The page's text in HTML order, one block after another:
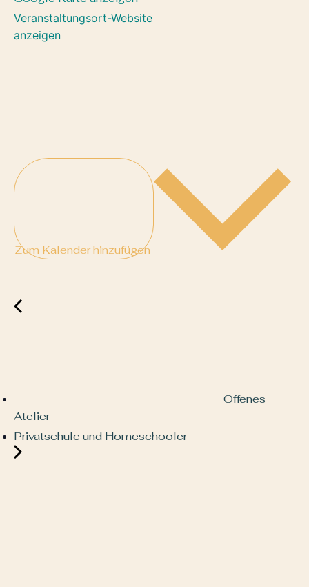
Veranstaltungsort-Website
anzeigen
Zum Kalender hinzufügen
Offenes
Atelier
Privatschule und Homeschooler